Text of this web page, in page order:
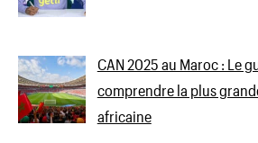
CAN 2025 au Maroc : Le
comprendre la plus
africaine